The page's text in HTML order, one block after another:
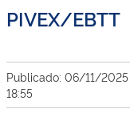
PIVEX/EBTT
Publicado: 06/11/2025
18:55